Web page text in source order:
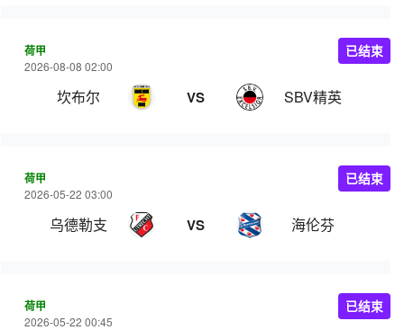
荷甲
2026-08-08 02:00
坎布尔 VS SBV精英
已结束
荷甲
2026-05-22 03:00
乌德勒支 VS 海伦芬
已结束
荷甲
2026-05-22 00:45
已结束